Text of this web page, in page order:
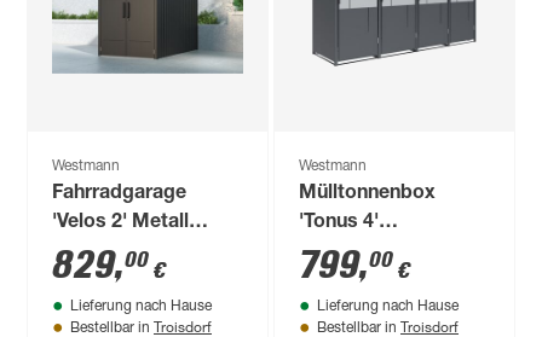
Westmann
Fahrradgarage
'Velos 2' Metall
schwarz 133 x 222 x
151 cm
829,00 €
Lieferung nach Hause
Bestellbar in Troisdorf
Westmann
Mülltonnenbox
'Tonus 4'
dunkelgrau/grau 265
x 80 x 116 cm
799,00 €
Lieferung nach Hause
Bestellbar in Troisdorf